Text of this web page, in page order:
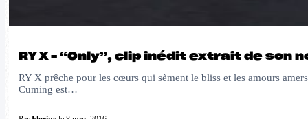
RY X – “Only”, clip inédit extrait de son
RY X prêche pour les cœurs qui sèment le bliss et les amours
Cuming est…